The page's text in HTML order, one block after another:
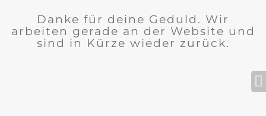
Danke für deine Geduld. Wir
arbeiten gerade an der Website und
sind in Kürze wieder zurück.